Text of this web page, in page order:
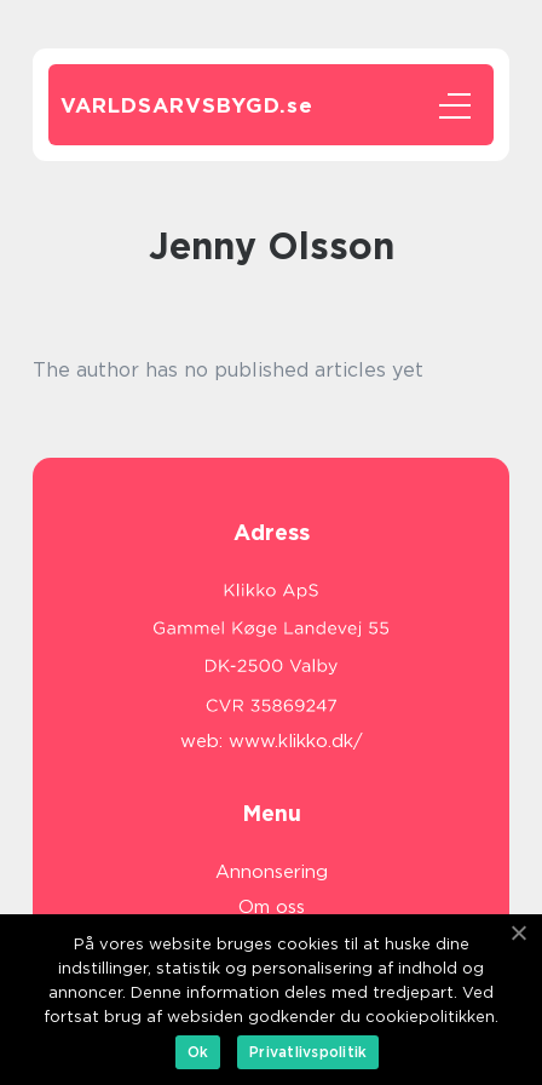
VARLDSARVSBYGD.se
Jenny Olsson
The author has no published articles yet
Adress
web: www.klikko.dk/
Menu
Annonsering
Om oss
Cookies
Kontakta oss
Sitemap
På vores website bruges cookies til at huske dine
indstillinger, statistik og personalisering af indhold og
annoncer. Denne information deles med tredjepart. Ved
fortsat brug af websiden godkender du cookiepolitikken.
Ok
Privatlivspolitik